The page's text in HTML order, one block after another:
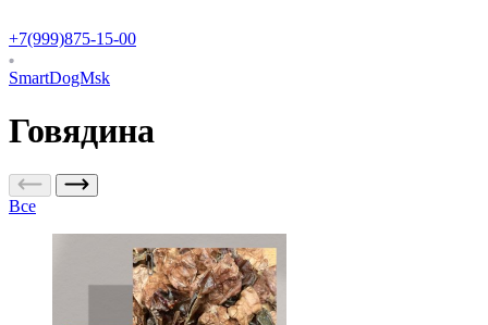
+7(999)875-15-00
SmartDogMsk
Говядина
Все